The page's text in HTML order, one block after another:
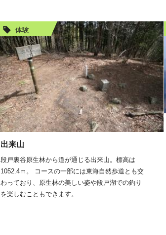
体験
出来山
段戸裏谷原生林から道が通じる出来山。標高は
1052.4ｍ。 コースの一部には東海自然歩道とも交
わっており、原生林の美しい姿や段戸湖での釣り
を楽しむこともできます。